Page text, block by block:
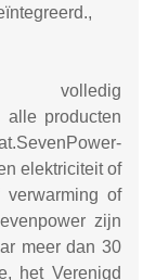
volledig
alle producten
elektriciteit of
of
zijn
meer dan 30
het Verenigd